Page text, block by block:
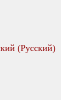
(Pусский)